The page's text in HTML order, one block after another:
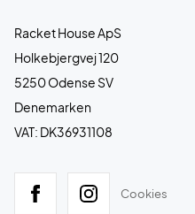
Racket House ApS
Holkebjergvej 120
5250 Odense SV
Denemarken
VAT: DK36931108
Cookies